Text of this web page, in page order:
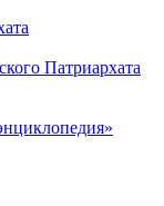
Патриархата